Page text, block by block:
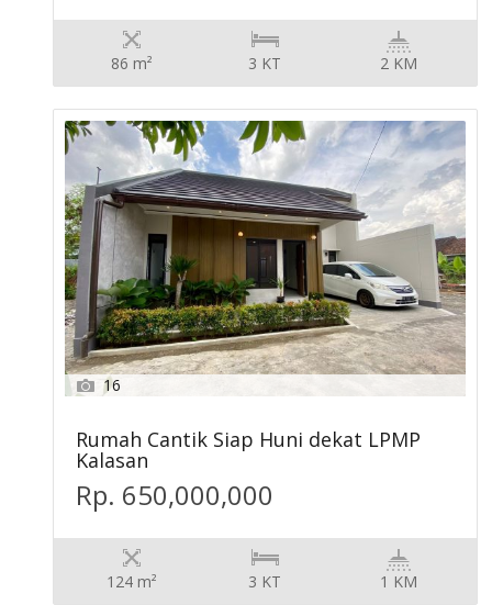
86 m² 3 KT 2 KM
16
Rumah Cantik Siap Huni dekat LPMP
Kalasan
Rp. 650,000,000
124 m² 3 KT 1 KM